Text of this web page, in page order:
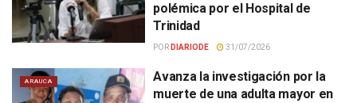
polémica por el Hospital de
Trinidad
POR DIARIODE 31/07/2026
ARAUCA
Avanza la investigación por la
muerte de una adulta mayor en